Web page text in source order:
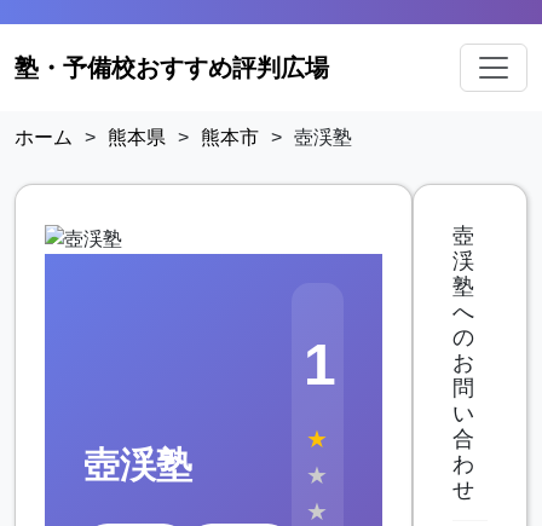
塾・予備校おすすめ評判広場
ホーム > 熊本県 > 熊本市 > 壺渓塾
壺渓塾
1
★
★
★
壺
渓
塾
へ
の
お
問
い
合
わ
せ